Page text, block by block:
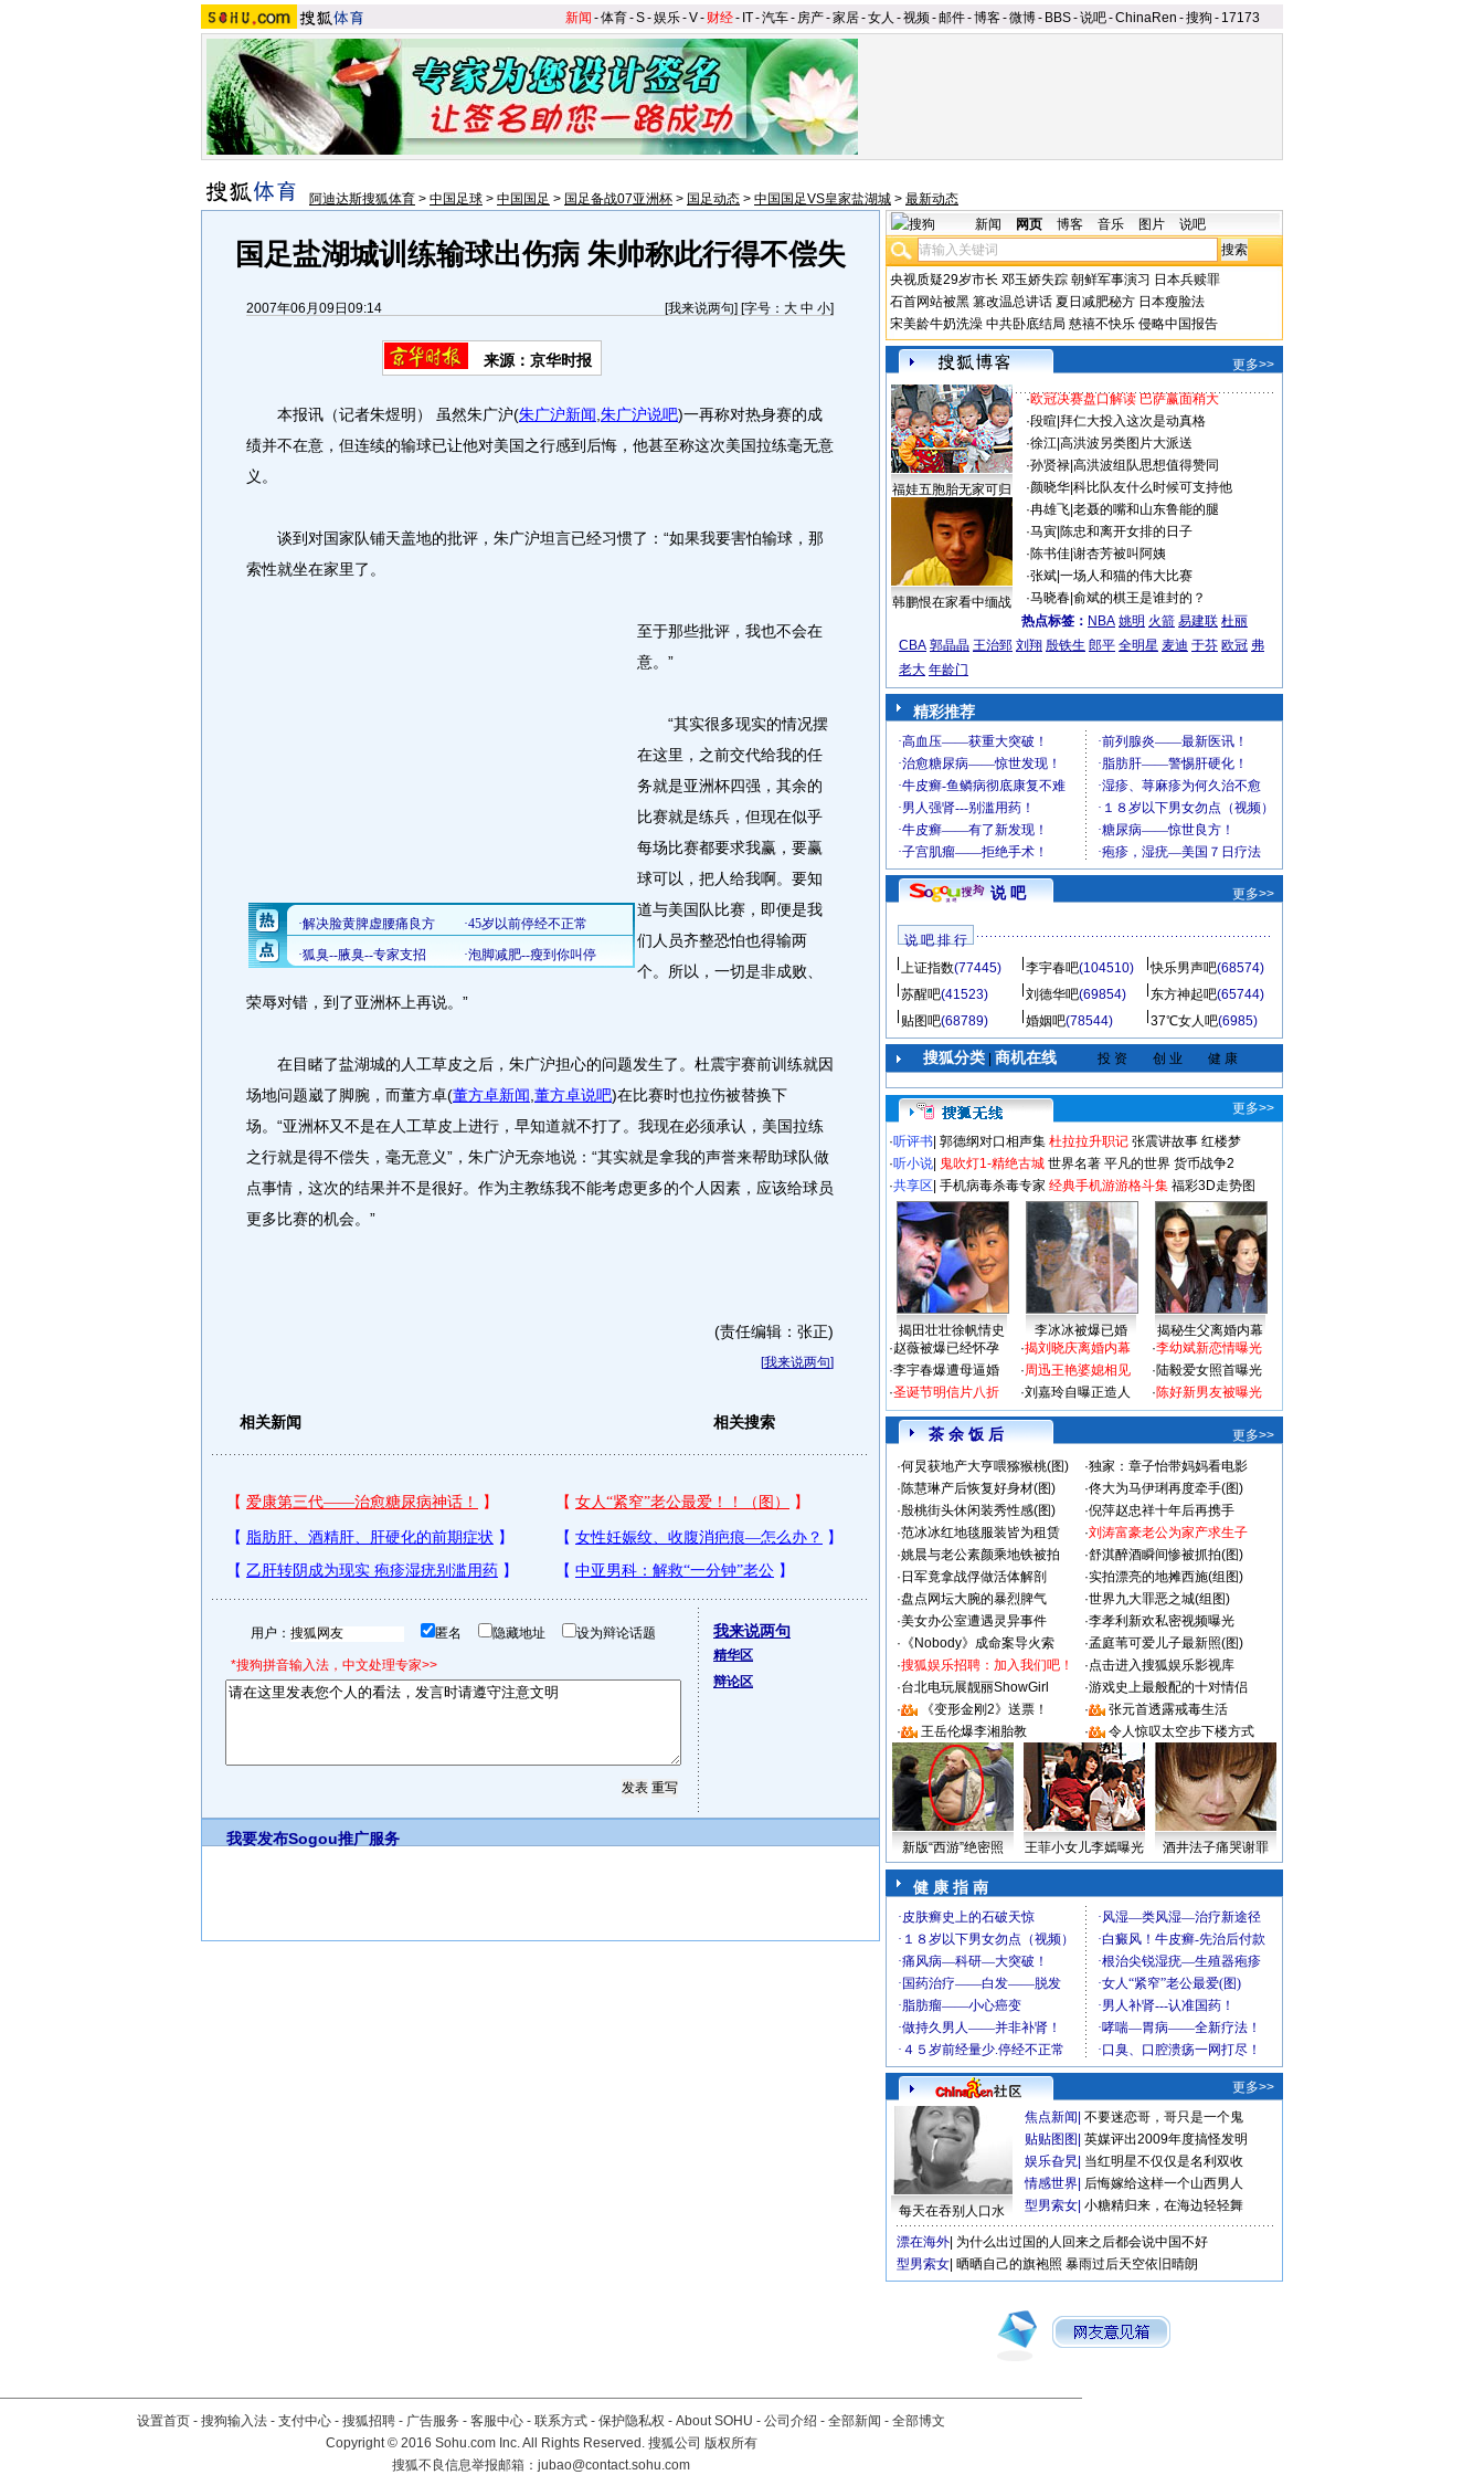
新闻 -体育-S-娱乐-V- 财经- IT-汽车- 房产-家居-女人 -视频-邮件-博客-微博- BBS-说吧-ChinaRen -搜狗 - 17173
阿迪达斯搜狐体育 > 中国足球 > 中国国足 > 国足备战07亚洲杯 > 国足动态 > 中国国足VS皇家盐湖城 > 最新动态
国足盐湖城训练输球出伤病 朱帅称此行得不偿失
2007年06月09日09:14 [我来说两句] [字号： 大 中 小]
来源：京华时报
本报讯（记者朱煜明） 虽然朱广沪(朱广沪新闻 朱广沪说吧)一再称对热身赛的成
绩并不在意，但连续的输球已让他对美国之行感到后悔，他甚至称这次美国拉练毫无意
义。
谈到对国家队铺天盖地的批评，朱广沪坦言已经习惯了：“如果我要害怕输球，那
索性就坐在家里了。
至于那些批评，我也不会在
意。”
“其实很多现实的情况摆
在这里，之前交代给我的任
务就是亚洲杯四强，其余的
比赛就是练兵，但现在似乎
每场比赛都要求我赢，要赢
球可以，把人给我啊。要知
道与美国队比赛，即便是我
们人员齐整恐怕也得输两
个。所以，一切是非成败、
荣辱对错，到了亚洲杯上再说。”
在目睹了盐湖城的人工草皮之后，朱广沪担心的问题发生了。杜震宇赛前训练就因
场地问题崴了脚腕，而董方卓(董方卓新闻 董方卓说吧)在比赛时也拉伤被替换下
场。“亚洲杯又不是在人工草皮上进行，早知道就不打了。我现在必须承认，美国拉练
之行就是得不偿失，毫无意义”，朱广沪无奈地说：“其实就是拿我的声誉来帮助球队做
点事情，这次的结果并不是很好。作为主教练我不能考虑更多的个人因素，应该给球员
更多比赛的机会。”
(责任编辑：张正)
[我来说两句]
相关新闻 相关搜索
用户： 匿名 隐藏地址 设为辩论话题
*搜狗拼音输入法，中文处理专家>>
我来说两句
精华区
辩论区
我要发布Sogou推广服务
新闻 网页 博客 音乐 图片 说吧
央视质疑29岁市长 邓玉娇失踪 朝鲜军事演习 日本兵赎罪
石首网站被黑 篡改温总讲话 夏日减肥秘方 日本瘦脸法
宋美龄牛奶洗澡 中共卧底结局 慈禧不快乐 侵略中国报告
更多>>
福娃五胞胎无家可归
韩鹏恨在家看中缅战
·欧冠决赛盘口解读 巴萨赢面稍大
·段暄 拜仁大投入这次是动真格
·徐江| 高洪波另类图片大派送
·孙贤禄| 高洪波组队思想值得赞同
·颜晓华| 科比队友什么时候可支持他
·冉雄飞| 老聂的嘴和山东鲁能的腿
·马寅| 陈忠和离开女排的日子
·陈书佳| 谢杏芳被叫阿姨
·张斌| 一场人和猫的伟大比赛
·马晓春| 俞斌的棋王是谁封的？
热点标签： NBA 姚明 火箭 易建联 杜丽
CBA 郭晶晶 王治郅 刘翔 殷铁生 郎平 全明星 麦迪 于芬 欧冠 弗
老大 年龄门
精彩推荐
说 吧 更多>>
说 吧 排 行
上证指数(77445) 李宇春吧(104510) 快乐男声吧(68574)
苏醒吧(41523) 刘德华吧(69854) 东方神起吧(65744)
贴图吧(68789) 婚姻吧(78544) 37℃女人吧(6985)
搜狐分类| 商机在线 投 资 创 业 健 康
更多>>
·听评书 郭德纲对口相声集 杜拉拉升职记 张震讲故事 红楼梦
·听小说 鬼吹灯1-精绝古城 世界名著 平凡的世界 货币战争2
·共享区 手机病毒杀毒专家 经典手机游游格斗集 福彩3D走势图
揭田壮壮徐帆情史 李冰冰被爆已婚
揭秘生父离婚内幕
·赵薇被爆已经怀孕
·李宇春爆遭母逼婚
·圣诞节明信片八折
·揭刘晓庆离婚内幕
·周迅王艳婆媳相见
·刘嘉玲自曝正造人
·李幼斌新恋情曝光
·陆毅爱女照首曝光
·陈好新男友被曝光
茶 余 饭 后
更多>>
·何炅获地产大亨喂猕猴桃(图) ·独家：章子怡带妈妈看电影
·陈慧琳产后恢复好身材(图) ·佟大为马伊琍再度牵手(图)
·殷桃街头休闲装秀性感(图) ·倪萍赵忠祥十年后再携手
·范冰冰红地毯服装皆为租赁 ·刘涛富豪老公为家产求生子
·姚晨与老公素颜乘地铁被拍 ·舒淇醉酒瞬间惨被抓拍(图)
· 日军竟拿战俘做活体解剖 ·实拍漂亮的地摊西施(组图)
·盘点网坛大腕的暴烈脾气 ·世界九大罪恶之城(组图)
·美女办公室遭遇灵异事件 ·李孝利新欢私密视频曝光
· 《Nobody》成命案导火索 ·孟庭苇可爱儿子最新照(图)
·搜狐娱乐招聘：加入我们吧！ ·点击进入搜狐娱乐影视库
·台北电玩展靓丽ShowGirl ·游戏史上最般配的十对情侣
·
《变形金刚2》送票！ ·
张元首透露戒毒生活
·
王岳伦爆李湘胎教 · 令人惊叹太空步下楼方式
新版“西游”绝密照 王菲小女儿李嫣曝光 酒井法子痛哭谢罪
健 康 指 南
更多>>
每天在吞别人口水
焦点新闻 不要迷恋哥，哥只是一个鬼
贴贴图图 英媒评出2009年度搞怪发明
娱乐旮旯 当红明星不仅仅是名利双收
情感世界 后悔嫁给这样一个山西男人
型男索女 小糖精归来，在海边轻轻舞
漂在海外 为什么出过国的人回来之后都会说中国不好
型男索女 晒晒自己的旗袍照 暴雨过后天空依旧晴朗
设置首页 - 搜狗输入法 - 支付中心 - 搜狐招聘 - 广告服务 - 客服中心 - 联系方式 - 保护隐私权 - About SOHU - 公司介绍 - 全部新闻 - 全部博文
Copyright©2016 Sohu.com Inc. All Rights Reserved. 搜狐公司 版权所有
搜狐不良信息举报邮箱： jubao@contact.sohu.com